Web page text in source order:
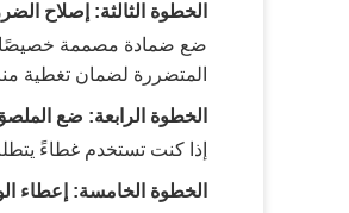
الخطوة الثالثة: إصلاح
ضع ضمادة مصممة خصيصًا
المتضررة لضمان تغطية
الخطوة الرابعة: ضع
إذا كنت تستخدم غطاءً
الخطوة الخامسة: إعطاء